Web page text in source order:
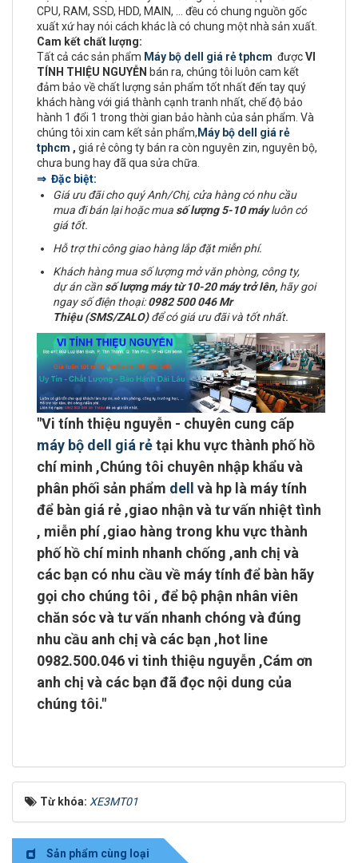
CPU, RAM, SSD, HDD, MAIN, ... đều có chung nguồn gốc
xuất xứ hay nói cách khác là có chung một nhà sản xuất.
Cam kết chất lượng:
Tất cả các sản phẩm Máy bộ dell giá rẻ tphcm đượcVI
TÍNH THIỆU NGUYỄN bán ra, chúng tôi luôn cam kết
đảm bảo về chất lượng sản phẩm tốt nhất đến tay quý
khách hàng với giá thành cạnh tranh nhất, chế độ bảo
hành 1 đổi 1 trong thời gian bảo hành của sản phẩm. Và
chúng tôi xin cam kết sản phẩm, Máy bộ dell giá rẻ
tphcm , giá rẻ công ty bán ra còn nguyên zin, nguyên bộ,
chưa bung hay đã qua sửa chữa.
⇒ Đặc biệt:
Giá ưu đãi cho quý Anh/Chị, cửa hàng có nhu cầu
mua đi bán lại hoặc mua số lượng 5-10 máyluôn có
giá tốt.
Hỗ trợ thi công giao hàng lắp đặt miễn phí.
Khách hàng mua số lượng mở văn phòng, công ty,
dự án cần số lượng máy từ 10-20 máy trở lên, hãy goi
ngay số điện thoại:0982 500 046 Mr
Thiệu (SMS/ZALO)để có giá ưu đãi và tốt nhất.
"Vi tính thiệu nguyễn - chuyên cung cấp
máy bộ dell giá rẻtại khu vựcthành phố hồ
chí minh ,Chúng tôi chuyên nhập khẩu và
phân phối sản phẩm dell
và hp là máy tính
để bàn giá rẻ ,giao nhận và tư vấn nhiệt tình
, miễn phí ,giao hàng trong khu vực thành
phố hồ chí minh nhanh chống ,anh chị và
các bạn có nhu cầu về máy tính để bàn hãy
gọi cho chúng tôi , để bộ phận nhân viên
chăn sóc và tư vấn nhanh chóng và đúng
nhu cầu anh chị và các bạn ,hot line
0982.500.046 vi tinh thiệu nguyễn ,Cám ơn
anh chị và các bạn đã đọc nội dung của
chúng tôi."
Từ khóa: XE3MT01
Sản phẩm cùng loại